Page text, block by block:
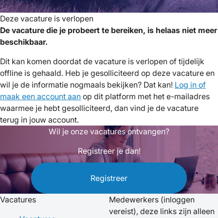
Deze vacature is verlopen
De vacature die je probeert te bereiken, is helaas niet meer
beschikbaar.
Dit kan komen doordat de vacature is verlopen of tijdelijk
offline is gehaald. Heb je gesolliciteerd op deze vacature en
wil je de informatie nogmaals bekijken? Dat kan! Log in of
maak een account aan op dit platform met het e-mailadres
waarmee je hebt gesolliciteerd, dan vind je de vacature
terug in jouw account.
Wil je onze vacatures ontvangen?
Registreer je dan!
Registreer
Vacatures
Medewerkers (inloggen
vereist), deze links zijn alleen